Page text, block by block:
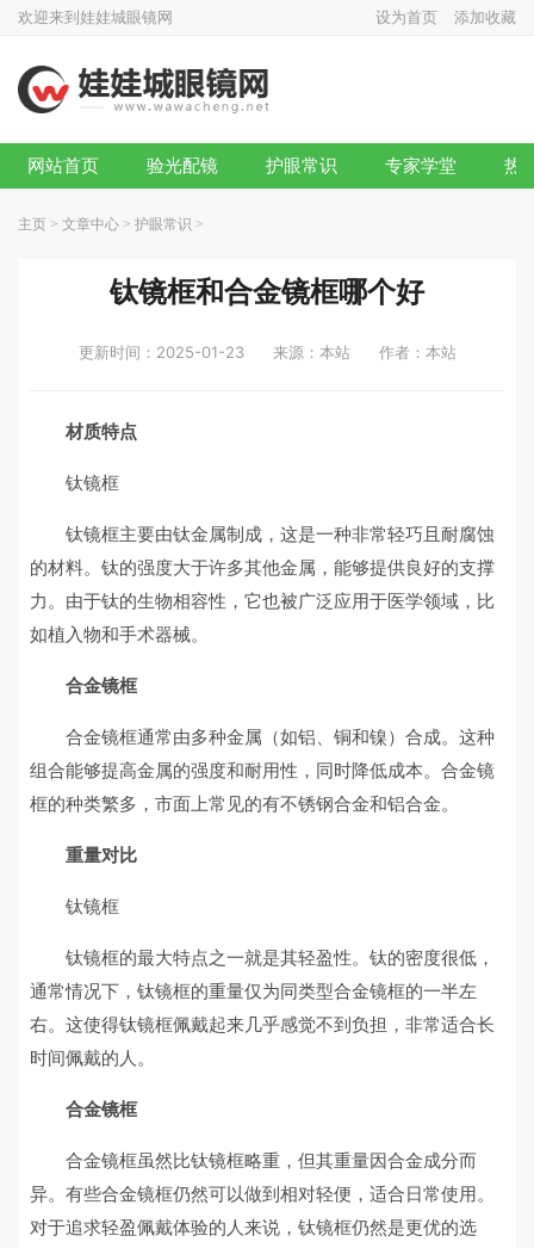
欢迎来到娃娃城眼镜网 设为首页 添加收藏
网站首页 验光配镜 护眼常识 专家学堂 热
主页 > 文章中心 > 护眼常识 >
钛镜框和合金镜框哪个好
更新时间：2025-01-23 来源：本站 作者：本站
材质特点
钛镜框
钛镜框主要由钛金属制成，这是一种非常轻巧且耐腐蚀
的材料。钛的强度大于许多其他金属，能够提供良好的支撑
力。由于钛的生物相容性，它也被广泛应用于医学领域，比
如植入物和手术器械。
合金镜框
合金镜框通常由多种金属（如铝、铜和镍）合成。这种
组合能够提高金属的强度和耐用性，同时降低成本。合金镜
框的种类繁多，市面上常见的有不锈钢合金和铝合金。
重量对比
钛镜框
钛镜框的最大特点之一就是其轻盈性。钛的密度很低，
通常情况下，钛镜框的重量仅为同类型合金镜框的一半左
右。这使得钛镜框佩戴起来几乎感觉不到负担，非常适合长
时间佩戴的人。
合金镜框
合金镜框虽然比钛镜框略重，但其重量因合金成分而
异。有些合金镜框仍然可以做到相对轻便，适合日常使用。
对于追求轻盈佩戴体验的人来说，钛镜框仍然是更优的选